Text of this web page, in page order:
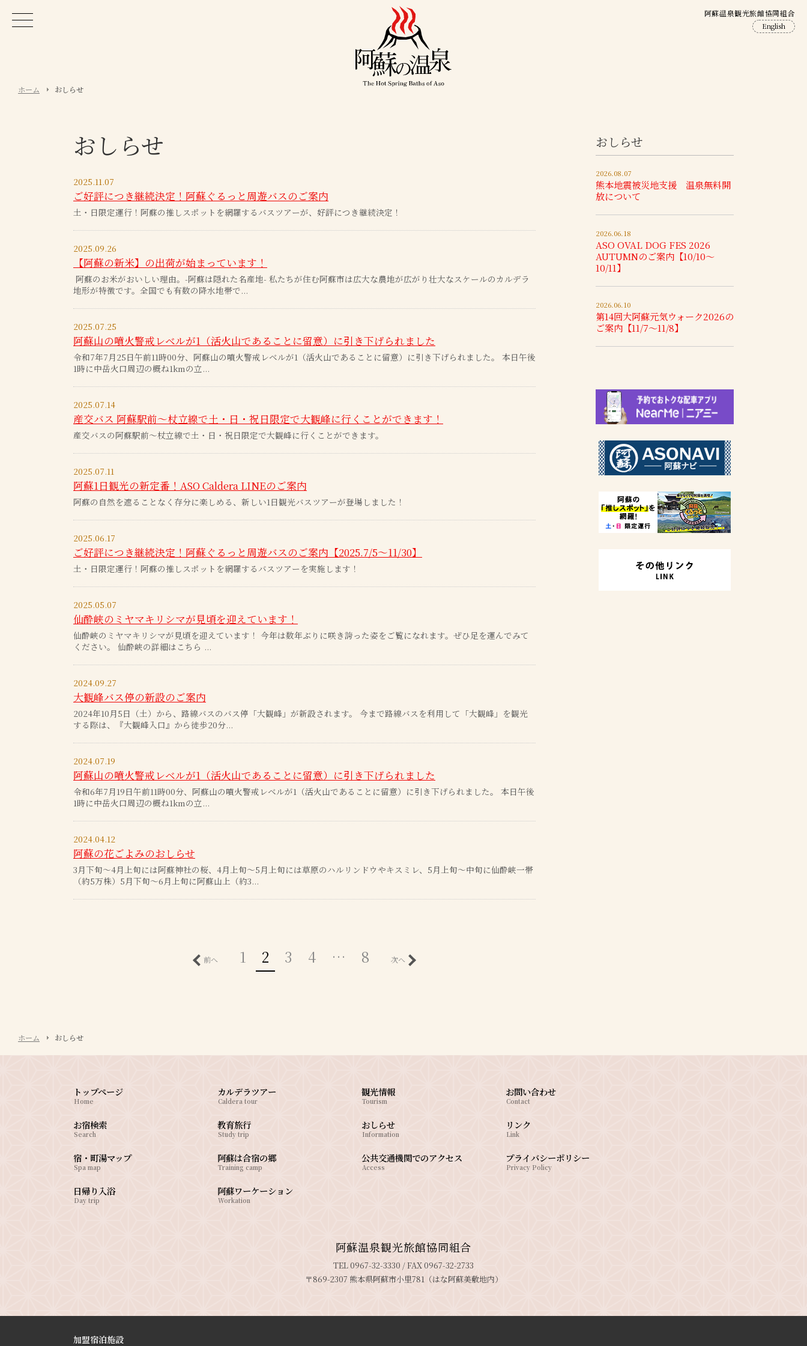
阿蘇温泉観光旅館協同組合
English
ホーム おしらせ
おしらせ
2025.11.07
ご好評につき継続決定！阿蘇ぐるっと周遊バスのご案内
土・日限定運行！阿蘇の推しスポットを網羅するバスツアーが、好評につき継続決定！
2025.09.26
【阿蘇の新米】の出荷が始まっています！
阿蘇のお米がおいしい理由。-阿蘇は隠れた名産地- 私たちが住む阿蘇市は広大な農地が広がり壮大なスケールのカルデラ
地形が特徴です。全国でも有数の降水地帯で...
2025.07.25
阿蘇山の噴火警戒レベルが1（活火山であることに留意）に引き下げられました
令和7年7月25日午前11時00分、阿蘇山の噴火警戒レベルが1（活火山であることに留意）に引き下げられました。 本日午後
1時に中岳火口周辺の概ね1kmの立...
2025.07.14
産交バス 阿蘇駅前～杖立線で土・日・祝日限定で大観峰に行くことができます！
産交バスの阿蘇駅前～杖立線で土・日・祝日限定で大観峰に行くことができます。
2025.07.11
阿蘇1日観光の新定番！ASO Caldera LINEのご案内
阿蘇の自然を遮ることなく存分に楽しめる、新しい1日観光バスツアーが登場しました！
2025.06.17
ご好評につき継続決定！阿蘇ぐるっと周遊バスのご案内【2025.7/5～11/30】
土・日限定運行！阿蘇の推しスポットを網羅するバスツアーを実施します！
2025.05.07
仙酔峡のミヤマキリシマが見頃を迎えています！
仙酔峡のミヤマキリシマが見頃を迎えています！ 今年は数年ぶりに咲き誇った姿をご覧になれます。ぜひ足を運んでみて
ください。 仙酔峡の詳細はこちら ...
2024.09.27
大観峰バス停の新設のご案内
2024年10月5日（土）から、路線バスのバス停「大観峰」が新設されます。 今まで路線バスを利用して「大観峰」を観光
する際は、『大観峰入口』から徒歩20分...
2024.07.19
阿蘇山の噴火警戒レベルが1（活火山であることに留意）に引き下げられました
令和6年7月19日午前11時00分、阿蘇山の噴火警戒レベルが1（活火山であることに留意）に引き下げられました。 本日午後
1時に中岳火口周辺の概ね1kmの立...
2024.04.12
阿蘇の花ごよみのおしらせ
3月下旬～4月上旬には阿蘇神社の桜、4月上旬～5月上旬には草原のハルリンドウやキスミレ、5月上旬～中旬に仙酔峡一帯
（約5万株）5月下旬～6月上旬に阿蘇山上（約3...
前へ 1 2 3 4 … 8 次へ
おしらせ
2026.08.07
熊本地震被災地支援 温泉無料開
放について
2026.06.18
ASO OVAL DOG FES 2026
AUTUMNのご案内【10/10～
10/11】
2026.06.10
第14回大阿蘇元気ウォーク2026の
ご案内【11/7～11/8】
ホーム おしらせ
トップページ
Home
お宿検索
Search
宿・町湯マップ
Spa map
日帰り入浴
Day trip
カルデラツアー
Caldera tour
教育旅行
Study trip
阿蘇は合宿の郷
Training camp
阿蘇ワーケーション
Workation
観光情報
Tourism
おしらせ
Information
公共交通機関でのアクセス
Access
お問い合わせ
Contact
リンク
Link
プライバシーポリシー
Privacy Policy
阿蘇温泉観光旅館協同組合
TEL 0967-32-3330 / FAX 0967-32-2733
〒869-2307 熊本県阿蘇市小里781（はな阿蘇美敷地内）
加盟宿泊施設